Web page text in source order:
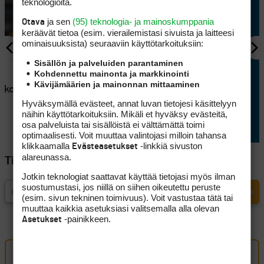
AJANKOHTAISTA
Lappajärvellä kisataan
sunnuntaina hyvin
erikoisessa golftriathlonissa
Tilaa Golfpisteen uutiskirje
Otava ja sen (95) teknologia- ja mainoskumppania
keräävät tietoa (esim. vierailemis­tasi sivuista ja laitteesi
ominaisuuk­sista) seuraaviin käyttötarkoituksiin:
Sisällön ja palveluiden parantaminen
Kohdennettu mainonta ja markkinointi
Kävijämäärien ja mainonnan mittaaminen
Hyväksymällä evästeet, annat luvan tietojesi käsittelyyn
näihin käyttötarkoituksiin. Mikäli et hyväksy evästeitä,
osa palveluista tai sisällöistä ei välttämättä toimi
optimaalisesti. Voit muuttaa valintojasi milloin tahansa
klikkaamalla Evästeasetukset -linkkiä sivuston
alareunassa.
Jotkin teknologiat saattavat käyttää tietojasi myös ilman
suostumustasi, jos niillä on siihen oikeutettu peruste
(esim. sivun tekninen toimivuus). Voit vastustaa tätä tai
muuttaa kaikkia asetuksiasi valitsemalla alla olevan
Asetukset -painikkeen.